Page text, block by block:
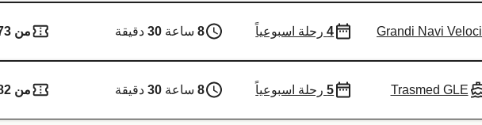
Grandi Navi Veloci
4رحلة اسبوعياً 8 ساعة30 دقيقة من 73 ر.ق.‏
Trasmed GLE
5رحلة اسبوعياً 8 ساعة30 دقيقة من 82 ر.ق.‏